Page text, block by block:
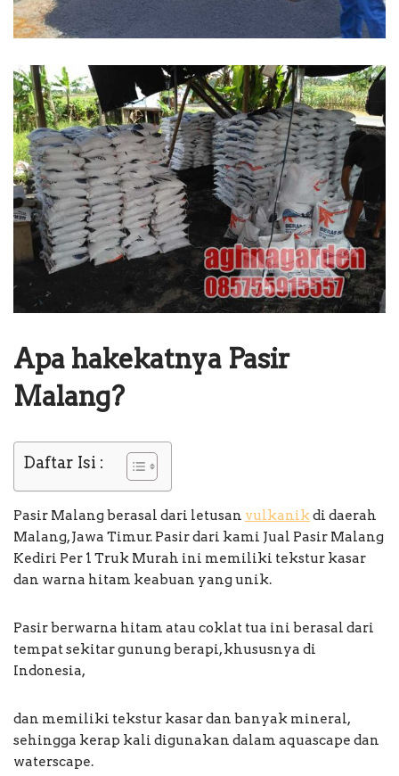
Apa hakekatnya Pasir
Malang?
Daftar Isi :
Pasir Malang berasal dari letusan vulkanikdi daerah
Malang, Jawa Timur. Pasir dari kami Jual Pasir Malang
Kediri Per 1 Truk Murah ini memiliki tekstur kasar
dan warna hitam keabuan yang unik.
Pasir berwarna hitam atau coklat tua ini berasal dari
tempat sekitar gunung berapi, khususnya di
Indonesia,
dan memiliki tekstur kasar dan banyak mineral,
sehingga kerap kali digunakan dalam aquascape dan
waterscape.